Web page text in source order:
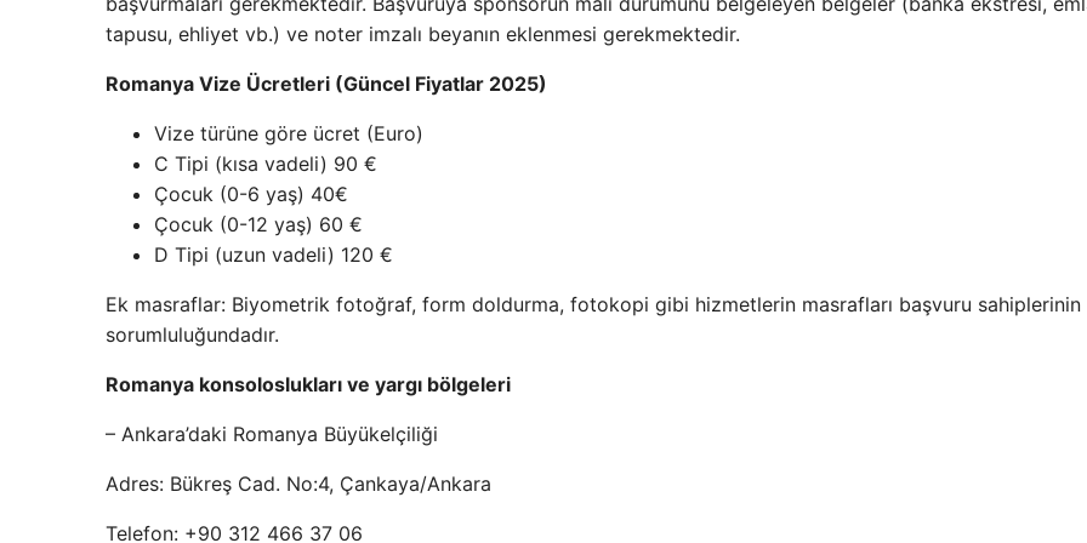
tapusu, ehliyet vb.) ve noter imzalı beyanın eklenmesi gerekmektedir.
Romanya Vize Ücretleri (Güncel Fiyatlar 2025)
Vize türüne göre ücret (Euro)
C Tipi (kısa vadeli) 90 €
Çocuk (0-6 yaş) 40€
Çocuk (0-12 yaş) 60 €
D Tipi (uzun vadeli) 120 €
Ek masraflar: Biyometrik fotoğraf, form doldurma, fotokopi gibi hizmetlerin masrafları başvuru sahiplerinin
sorumluluğundadır.
Romanya konsoloslukları ve yargı bölgeleri
– Ankara’daki Romanya Büyükelçiliği
Adres: Bükreş Cad. No:4, Çankaya/Ankara
Telefon: +90 312 466 37 06